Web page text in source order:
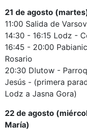
21 de agosto
11:00 Salida de
14:30 - 16:15 Lodz -
16:45 - 20:00
Rosario
20:30 Dlutow -
Jesús - (primera
Lodz a Jasna Gora)
22 de agosto
María)